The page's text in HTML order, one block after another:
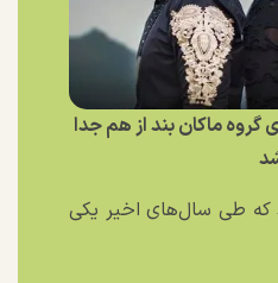
گروه ماکان بند از هم جدا
که طی سال‌های اخیر یکی